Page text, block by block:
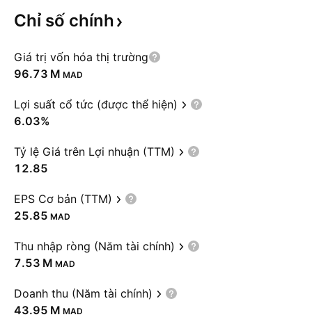
Chỉ số chính
Giá trị vốn hóa thị trường
‪96.73 M‬ MAD
Lợi suất cổ tức (được thể hiện)
6.03%
Tỷ lệ Giá trên Lợi nhuận (TTM)
12.85
EPS Cơ bản (TTM)
25.85 MAD
Thu nhập ròng (Năm tài chính)
‪7.53 M‬ MAD
Doanh thu (Năm tài chính)
‪43.95 M‬ MAD